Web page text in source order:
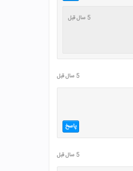
5 سال قبل
5 سال قبل
پاسخ
5 سال قبل